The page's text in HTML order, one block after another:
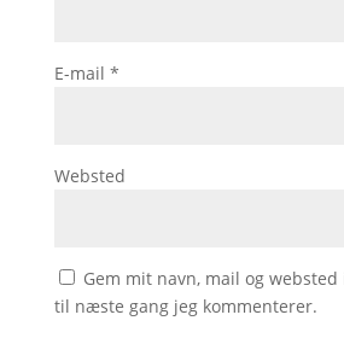
E-mail *
Websted
Gem mit navn, mail og
til næste gang jeg kommenterer.